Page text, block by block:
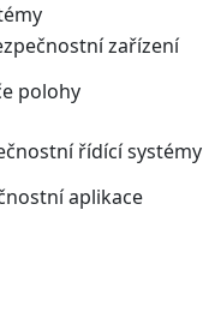
zařízení
polohy
řídící systémy
aplikace